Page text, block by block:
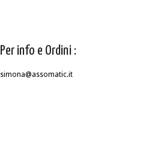
Per info e Ordini :
simona@assomatic.it